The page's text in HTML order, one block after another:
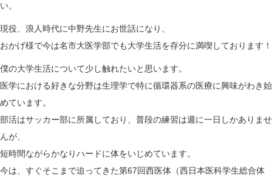
a
i
n
い。
現役、浪人時代に中野先生にお世話になり、
おかげ様で今は名市大医学部でも大学生活を存分に満喫しております！
僕の大学生活について少し触れたいと思います。
医学における好きな分野は生理学で特に循環器系の医療に興味がわき始
めています。
部活はサッカー部に所属しており、普段の練習は週に一日しかありませ
んが、
短時間ながらかなりハードに体をいじめています。
今は、すぐそこまで迫ってきた第67回西医体（西日本医科学生総合体